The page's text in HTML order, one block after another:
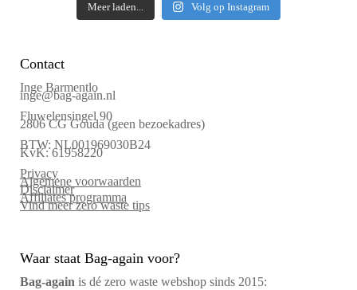
Meer laden... Volg op Instagram
Contact
Inge Barmentlo
inge@bag-again.nl
Fluwelensingel 90
2806 CG Gouda (geen bezoekadres)
BTW: NL001969030B24
KvK: 61958220
Privacy
Algemene voorwaarden
Disclaimer
Affiliates programma
Vind meer zero waste tips
Waar staat Bag-again voor?
Bag‑again is dé zero waste webshop sinds 2015: